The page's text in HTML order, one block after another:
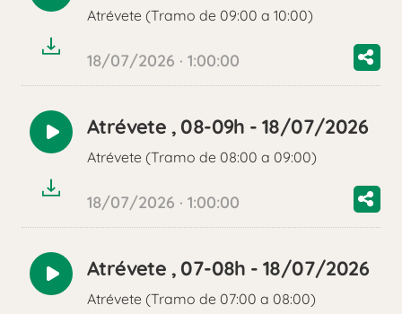
audioAtrévete (Tramo de 09:00 a 10:00)
18/07/2026 · 1:00:00
Reproducir
audio
Atrévete , 08-09h - 18/07/2026
Atrévete (Tramo de 08:00 a 09:00)
18/07/2026 · 1:00:00
Reproducir
audio
Atrévete , 07-08h - 18/07/2026
Atrévete (Tramo de 07:00 a 08:00)